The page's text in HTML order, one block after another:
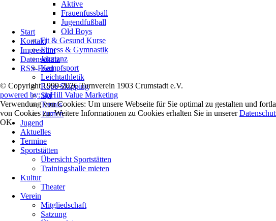
Aktive
Frauenfussball
Jugendfußball
Old Boys
Fit & Gesund Kurse
Fitness & Gymnastik
Jazztanz
Kampfsport
Leichtathletik
Rope Skipping
Ski
Tennis
Turnen
Jugend
Aktuelles
Termine
Sportstätten
Übersicht Sportstätten
Trainingshalle mieten
Kultur
Theater
Verein
Mitgliedschaft
Satzung
überspringen
Start
Kontakt
Impressum
Datenschutz
RSS-Feed
© Copyright 1999-2026 Turnverein 1903 Crumstadt e.V.
powered by: upHill Value Marketing
Verwendung von Cookies: Um unsere Webseite für Sie optimal zu gestalten und
von Cookies zu. Weitere Informationen zu Cookies erhalten Sie in unserer
OK